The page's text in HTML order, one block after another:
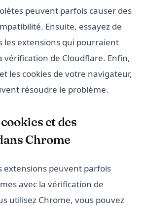
peuvent parfois causer des
Ensuite, essayez de
les extensions qui pourraient
vérification de Cloudflare. Enfin,
les cookies de votre navigateur,
résoudre le problème.
et des
Chrome
extensions peuvent parfois
avec la vérification de
utilisez Chrome, vous pouvez